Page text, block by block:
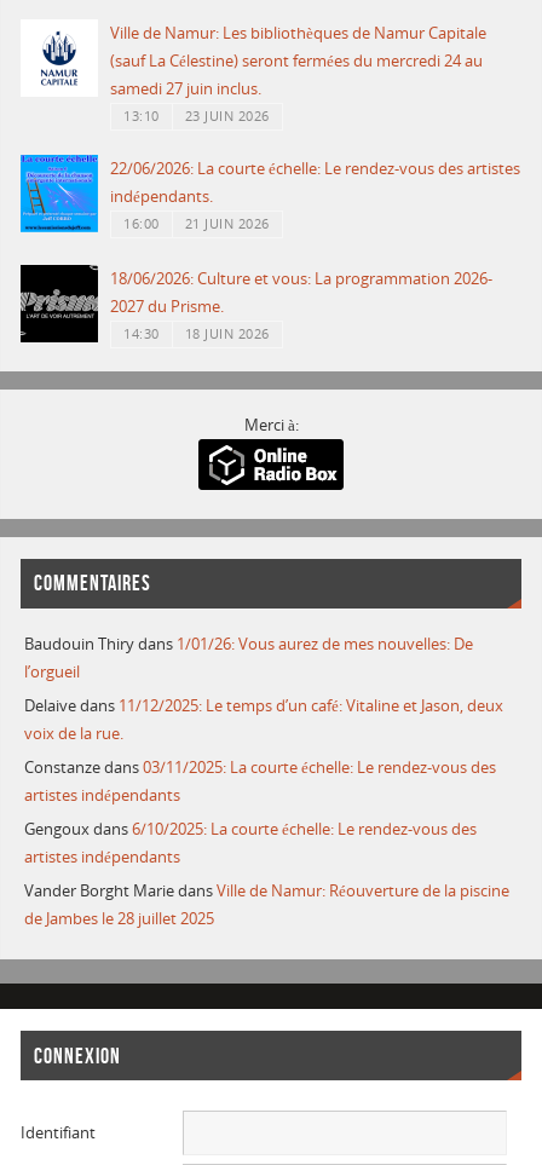
Ville de Namur: Les bibliothèques de Namur Capitale
(sauf La Célestine) seront fermées du mercredi 24 au
samedi 27 juin inclus.
13:10 23 JUIN 2026
22/06/2026: La courte échelle: Le rendez-vous des artistes
indépendants.
16:00 21 JUIN 2026
18/06/2026: Culture et vous: La programmation 2026-
2027 du Prisme.
14:30 18 JUIN 2026
Merci à:
COMMENTAIRES
Baudouin Thirydans 1/01/26: Vous aurez de mes nouvelles: De
l’orgueil
Delaivedans 11/12/2025: Le temps d’un café: Vitaline et Jason, deux
voix de la rue.
Constanzedans03/11/2025: La courte échelle: Le rendez-vous des
artistes indépendants
Gengouxdans6/10/2025: La courte échelle: Le rendez-vous des
artistes indépendants
Vander Borght MariedansVille de Namur: Réouverture de la piscine
de Jambes le 28 juillet 2025
CONNEXION
Identifiant